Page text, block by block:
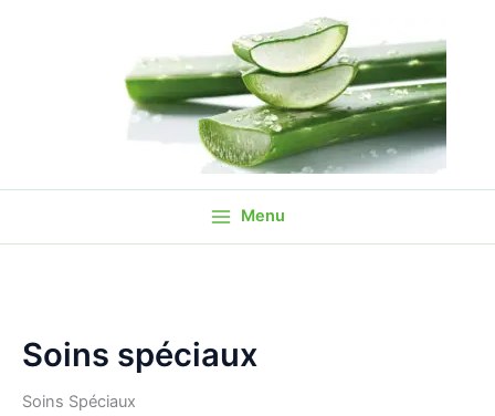
Menu
Soins spéciaux
Soins Spéciaux
prix
croissant